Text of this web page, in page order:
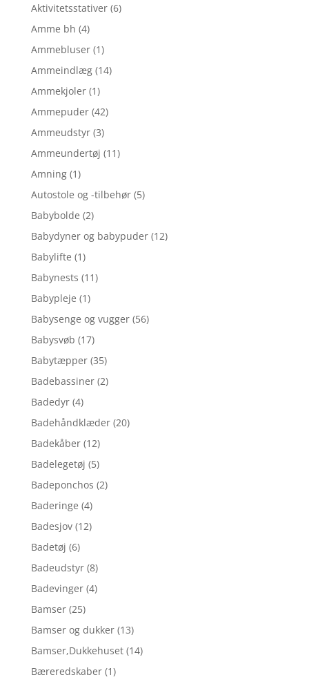
Aktivitetsstativer (6)
Amme bh (4)
Ammebluser (1)
Ammeindlæg (14)
Ammekjoler (1)
Ammepuder (42)
Ammeudstyr (3)
Ammeundertøj (11)
Amning (1)
Autostole og -tilbehør (5)
Babybolde (2)
Babydyner og babypuder (12)
Babylifte (1)
Babynests (11)
Babypleje (1)
Babysenge og vugger (56)
Babysvøb (17)
Babytæpper (35)
Badebassiner (2)
Badedyr (4)
Badehåndklæder (20)
Badekåber (12)
Badelegetøj (5)
Badeponchos (2)
Baderinge (4)
Badesjov (12)
Badetøj (6)
Badeudstyr (8)
Badevinger (4)
Bamser (25)
Bamser og dukker (13)
Bamser,Dukkehuset (14)
Bæreredskaber (1)